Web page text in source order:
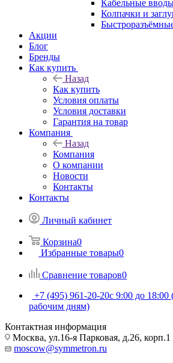
Кабельные
Колпачки и
Акции
Блог
Бренды
Как купить
Назад
Как купить
Условия оплаты
Условия доставки
Гарантия на товар
Компания
Назад
Компания
О компании
Новости
Контакты
Контакты
Личный кабинет
Корзина0
Избранные товары0
Сравнение товаров0
+7 (495) 961-20-20с 9:00 до
рабочим дням)
Контактная информация
Москва, ул.16-я Парковая, д.26, корп.1
moscow@symmetron.ru